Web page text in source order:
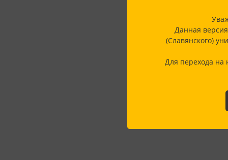
Данная
(Славянского)
Для перехода на